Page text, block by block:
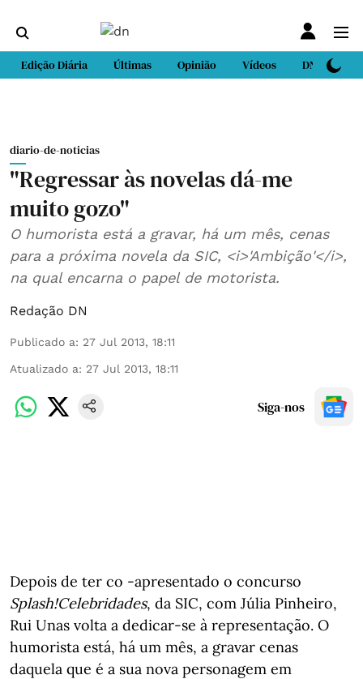
Edição Diária Últimas Opinião Vídeos DN Sport
diario-de-noticias
"Regressar às novelas dá-me
muito gozo"
O humorista está a gravar, há um mês, cenas
para a próxima novela da SIC, <i>'Ambição'</i>,
na qual encarna o papel de motorista.
Redação DN
Publicado a: 27 Jul 2013, 18:11
Atualizado a: 27 Jul 2013, 18:11
Siga-nos
Depois de ter co -apresentado o concurso
Splash!Celebridades, da SIC, com Júlia Pinheiro,
Rui Unas volta a dedicar-se à representação. O
humorista está, há um mês, a gravar cenas
daquela que é a sua nova personagem em